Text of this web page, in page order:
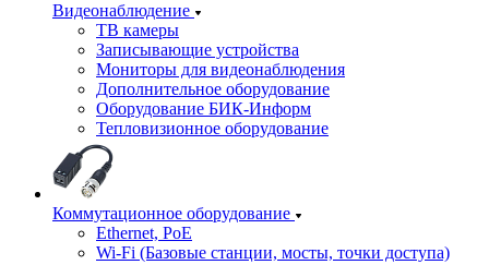
Видеонаблюдение
ТВ камеры
Записывающие устройства
Мониторы для видеонаблюдения
Дополнительное оборудование
Оборудование БИК-Информ
Тепловизионное оборудование
Коммутационное оборудование
Ethernet, PoE
Wi-Fi (Базовые станции, мосты, точки доступа)